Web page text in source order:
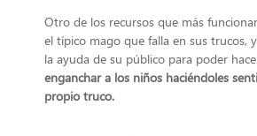
Otro de los recursos que más
el típico mago que falla en sus trucos,
la ayuda de su público para poder
enganchar a los niños haciéndoles
propio truco.